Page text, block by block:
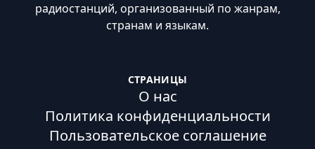
радиостанций, организованный по жанрам,
странам и языкам.
СТРАНИЦЫ
О нас
Политика конфиденциальности
Пользовательское соглашение